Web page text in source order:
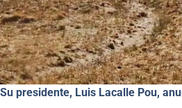
Su presidente, Luis Lacalle Pou,